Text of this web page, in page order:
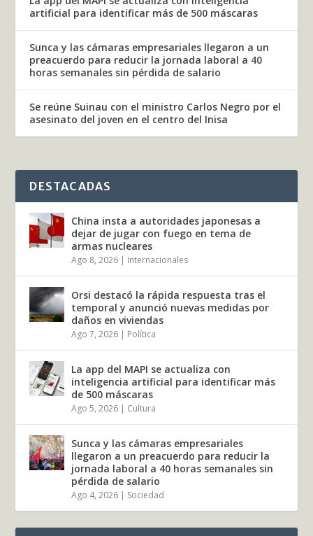
artificial para identificar más de 500 máscaras
Sunca y las cámaras empresariales llegaron a un
preacuerdo para reducir la jornada laboral a 40
horas semanales sin pérdida de salario
Se reúne Suinau con el ministro Carlos Negro por el
asesinato del joven en el centro del Inisa
DESTACADAS
China insta a autoridades japonesas a
dejar de jugar con fuego en tema de
armas nucleares
Ago 8, 2026 Internacionales
Orsi destacó la rápida respuesta tras el
temporal y anunció nuevas medidas por
daños en viviendas
Ago 7, 2026 Política
La app del MAPI se actualiza con
inteligencia artificial para identificar más
de 500 máscaras
Ago 5, 2026 Cultura
Sunca y las cámaras empresariales
llegaron a un preacuerdo para reducir la
jornada laboral a 40 horas semanales sin
pérdida de salario
Ago 4, 2026 Sociedad